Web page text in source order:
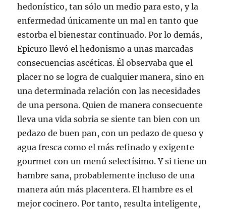
hedonístico, tan sólo un medio para esto, y la
enfermedad únicamente un mal en tanto que
estorba el bienestar continuado. Por lo demás,
Epicuro llevó el hedonismo a unas marcadas
consecuencias ascéticas. Él observaba que el
placer no se logra de cualquier manera, sino en
una determinada relación con las necesidades
de una persona. Quien de manera consecuente
lleva una vida sobria se siente tan bien con un
pedazo de buen pan, con un pedazo de queso y
agua fresca como el más refinado y exigente
gourmet con un menú selectísimo. Y si tiene un
hambre sana, probablemente incluso de una
manera aún más placentera. El hambre es el
mejor cocinero. Por tanto, resulta inteligente,